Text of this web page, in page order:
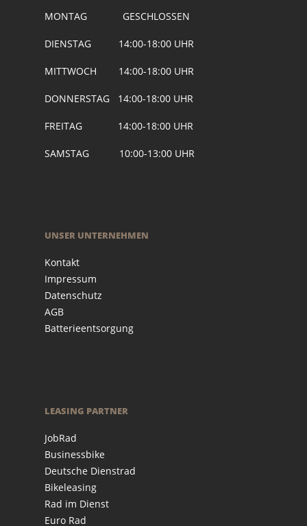
MONTAG GESCHLOSSEN
DIENSTAG 14:00-18:00 UHR
MITTWOCH 14:00-18:00 UHR
DONNERSTAG 14:00-18:00 UHR
FREITAG 14:00-18:00 UHR
SAMSTAG 10:00-13:00 UHR
UNSER UNTERNEHMEN
Kontakt
Impressum
Datenschutz
AGB
Batterieentsorgung
LEASING PARTNER
JobRad
Businessbike
Deutsche Dienstrad
Bikeleasing
Rad im Dienst
Euro Rad